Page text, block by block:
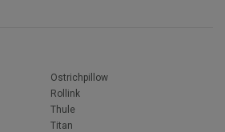
Ostrichpillow
Rollink
Thule
Titan